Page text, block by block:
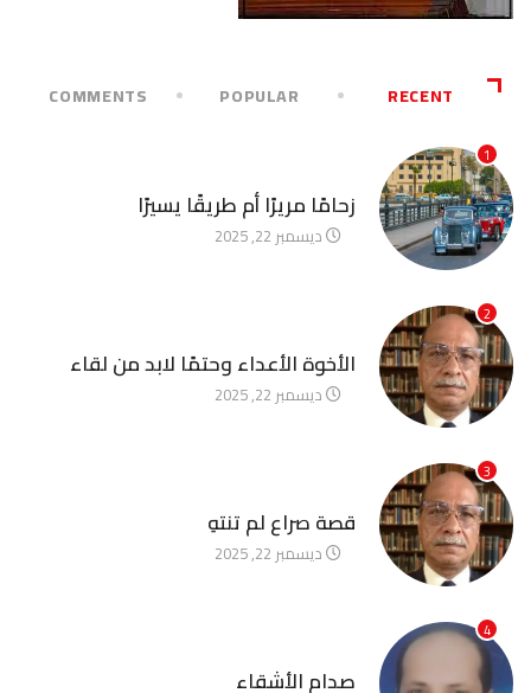
RECENT
POPULAR
COMMENTS
1
زحامًا مريرًا أم طريقًا يسيرًا
ديسمبر 22, 2025
2
الأخوة الأعداء وحتمًا لابد من لقاء
ديسمبر 22, 2025
3
قصة صراع لم تنتهِ
ديسمبر 22, 2025
4
صدام الأشقاء